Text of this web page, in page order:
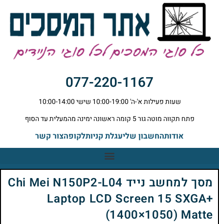
077-220-1167
שעות פעילות א'-ה' 10:00-19:00 שישי 10:00-14:00
פתח תקווה מוטה גור 5 קומה ראשונה ימינה מהמעלית עד הסוף
אודותהחשבון שליעגלת קניותלקופהצור קשר
מסך למחשב נייד Chi Mei N150P2-L04
Laptop LCD Screen 15 SXGA+
(1400×1050) Matte